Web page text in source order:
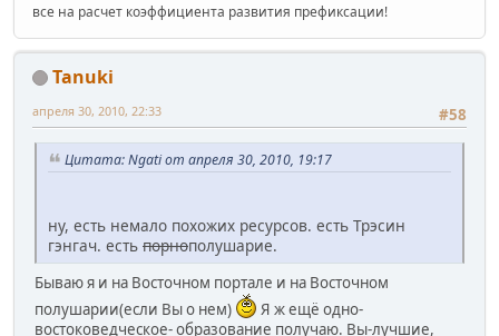
все на расчет коэффициента развития префиксации!
Tanuki
#58
апреля 30, 2010, 22:33
Цитата: Ngati от апреля 30, 2010, 19:17
ну, есть немало похожих ресурсов. есть Трэсин
гэнгач. есть порнополушарие.
Бываю я и на Восточном портале и на Восточном
полушарии(если Вы о нем)
Я ж ещё одно-
востоковедческое- образование получаю. Вы-лучшие,